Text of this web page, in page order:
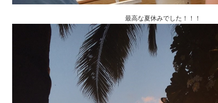
最高な夏休みでした！！！